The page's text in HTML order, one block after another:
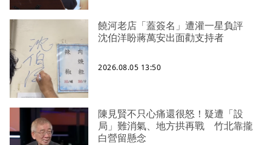
饒河老店「蓋簽名」遭灌一星負評
沈伯洋盼蔣萬安出面勸支持者
2026.08.05 13:50
陳見賢不只心痛還很怒！疑遭「設
局」難消氣、地方拱再戰 竹北靠攏
白營留懸念